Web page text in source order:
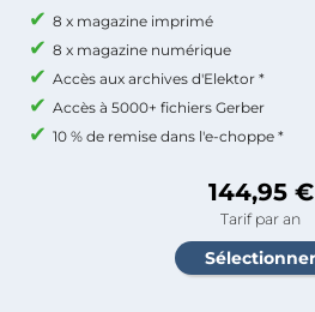
8 x magazine imprimé
8 x magazine numérique
Accès aux archives d'Elektor *
Accès à 5000+ fichiers Gerber
10 % de remise dans l'e-choppe *
144,95 €
Tarif par an